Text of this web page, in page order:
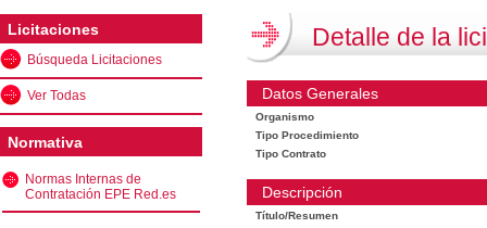
Licitaciones
Búsqueda Licitaciones
Ver Todas
Normativa
Normas Internas de
Contratación EPE Red.es
Detalle de la
Datos Generales
Organismo
Tipo Procedimiento
Tipo Contrato
Descripción
Título/Resumen